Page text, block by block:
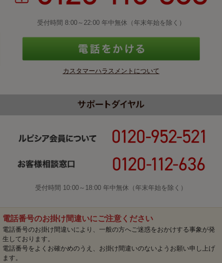
受付時間 8:00～22:00 年中無休（年末年始を除く）
カスタマーハラスメントについて
受付時間 10:00～18:00 年中無休（年末年始を除く）
電話番号のお掛け間違いにご注意ください
電話番号のお掛け間違いにより、一般の方へご迷惑をおかけする事象が発
生しております。
電話番号をよくお確かめのうえ、お掛け間違いのないようお願い申し上げ
ます。